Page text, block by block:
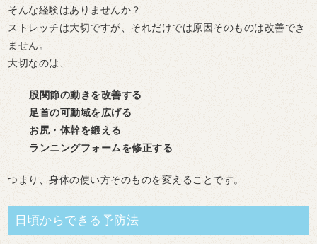
そんな経験はありませんか？
ストレッチは大切ですが、それだけでは原因そのものは改善でき
ません。
大切なのは、
股関節の動きを改善する
足首の可動域を広げる
お尻・体幹を鍛える
ランニングフォームを修正する
つまり、身体の使い方そのものを変えること です。
日頃からできる予防法